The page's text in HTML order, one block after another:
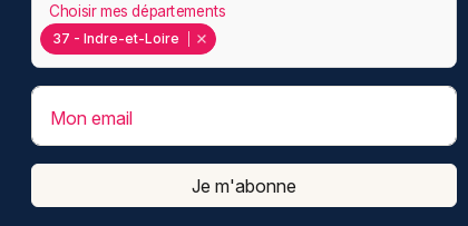
37 - Indre-et-Loire
Choisir mes départements
Mon email
Je m'abonne